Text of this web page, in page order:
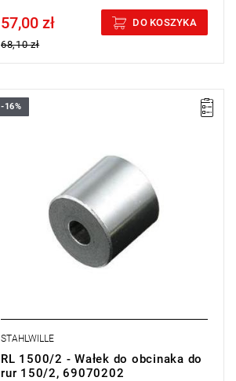
Price tax included
57,00 zł
68,10 zł
DO KOSZYKA
-16%
STAHLWILLE
RL 1500/2 - Wałek do obcinaka do
rur 150/2, 69070202